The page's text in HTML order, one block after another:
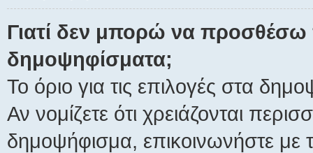
Γιατί δεν μπορώ να προσθέσω
δημοψηφίσματα;
Το όριο για τις επιλογές στα
Αν νομίζετε ότι χρειάζονται
δημοψήφισμα, επικοινωνήστε με